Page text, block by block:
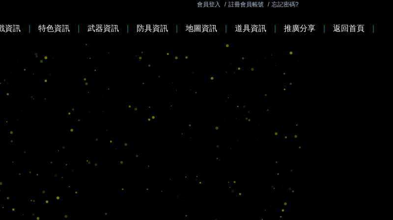
會員登入 / 註冊會員帳號 / 忘記密碼?